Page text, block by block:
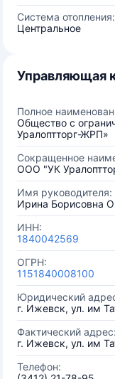
Система отопления:
Центральное
Управляющая
Полное
Общество с
Уралоптторг-ЖРП»
Сокращенное
ООО "УК
Имя руководителя:
Ирина Борисовна
ИНН:
1840042569
ОГРН:
1151840008100
Юридический
г. Ижевск, ул. им
Фактический адрес:
г. Ижевск, ул. им
Телефон: